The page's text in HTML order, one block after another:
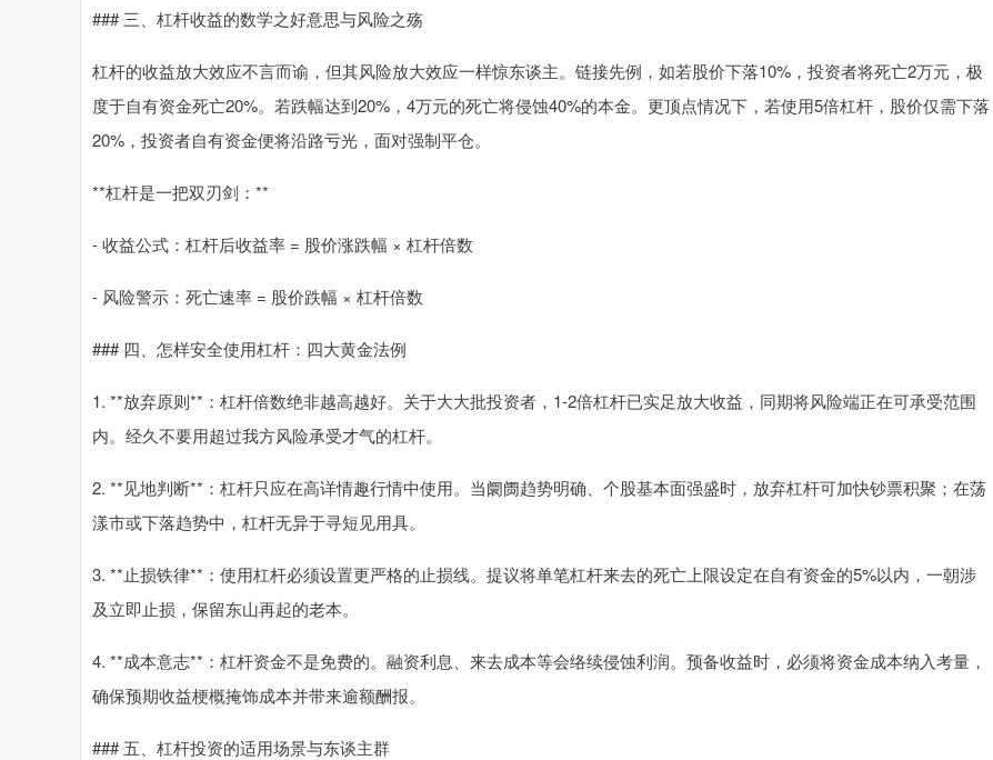
### 三、杠杆收益的数学之好意思与风险之殇
杠杆的收益放大效应不言而谕，但其风险放大效应一样惊东谈主。链接先例，如若股价下落10%，投资者将死亡2万元，极
度于自有资金死亡20%。若跌幅达到20%，4万元的死亡将侵蚀40%的本金。更顶点情况下，若使用5倍杠杆，股价仅需下落
20%，投资者自有资金便将沿路亏光，面对强制平仓。
**杠杆是一把双刃剑：**
- 收益公式：杠杆后收益率 = 股价涨跌幅 × 杠杆倍数
- 风险警示：死亡速率 = 股价跌幅 × 杠杆倍数
### 四、怎样安全使用杠杆：四大黄金法例
1. **放弃原则**：杠杆倍数绝非越高越好。关于大大批投资者，1-2倍杠杆已实足放大收益，同期将风险端正在可承受范围
内。经久不要用超过我方风险承受才气的杠杆。
2. **见地判断**：杠杆只应在高详情趣行情中使用。当阛阓趋势明确、个股基本面强盛时，放弃杠杆可加快钞票积聚；在荡
漾市或下落趋势中，杠杆无异于寻短见用具。
3. **止损铁律**：使用杠杆必须设置更严格的止损线。提议将单笔杠杆来去的死亡上限设定在自有资金的5%以内，一朝涉
及立即止损，保留东山再起的老本。
4. **成本意志**：杠杆资金不是免费的。融资利息、来去成本等会络续侵蚀利润。预备收益时，必须将资金成本纳入考量，
确保预期收益梗概掩饰成本并带来逾额酬报。
### 五、杠杆投资的适用场景与东谈主群